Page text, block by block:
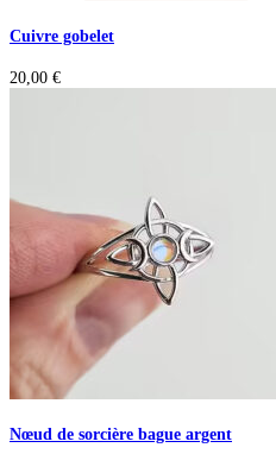
Cuivre gobelet
20,00 €
Nœud de sorcière bague argent